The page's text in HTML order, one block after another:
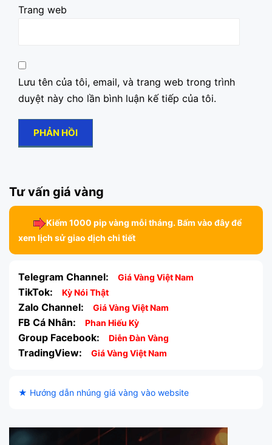
Trang web
Lưu tên của tôi, email, và trang web trong trình
duyệt này cho lần bình luận kế tiếp của tôi.
Tư vấn giá vàng
Kiếm 1000 pip vàng mỗi tháng. Bấm vào đây để
xem lịch sử giao dịch chi tiết
Telegram Channel: Giá Vàng Việt Nam
TikTok: Kỳ Nói Thật
Zalo Channel: Giá Vàng Việt Nam
FB Cá Nhân: Phan Hiếu Kỳ
Group Facebook: Diễn Đàn Vàng
TradingView: Giá Vàng Việt Nam
★ Hướng dẫn nhúng giá vàng vào website